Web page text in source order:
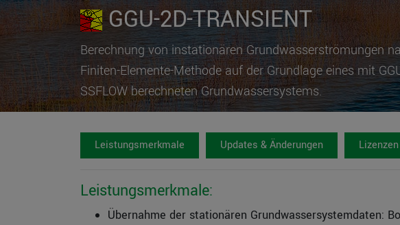
GGU-2D-TRANSIENT
Berechnung von instationären Grundwasserströmungen
Finiten-Elemente-Methode auf der Grundlage eines mit
SSFLOW berechneten Grundwassersystems.
Leistungsmerkmale Updates & Änderungen Lizenzen
Leistungsmerkmale:
Übernahme der stationären Grundwassersystemdaten: